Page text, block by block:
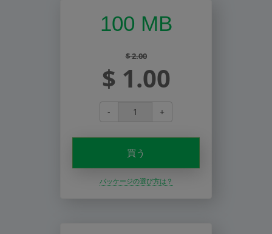
100 MB
$ 2.00
$ 1.00
- +
買う
パッケージの選び方は？